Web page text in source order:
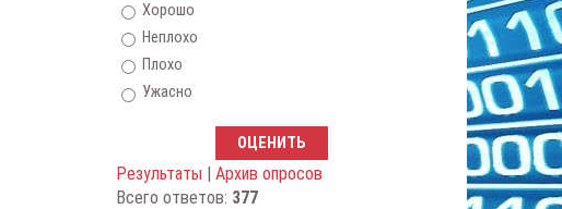
Хорошо
Неплохо
Плохо
Ужасно
Результаты | Архив опросов
Всего ответов: 377